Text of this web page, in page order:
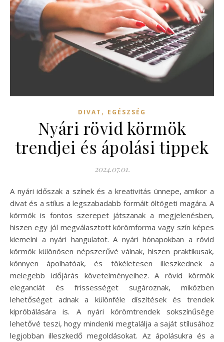
DIVAT , EGÉSZSÉG
Nyári rövid körmök
trendjei és ápolási tippek
2024.07.01.
A nyári időszak a színek és a kreativitás ünnepe, amikor a
divat és a stílus a legszabadabb formáit öltögeti magára. A
körmök is fontos szerepet játszanak a megjelenésben,
hiszen egy jól megválasztott körömforma vagy szín képes
kiemelni a nyári hangulatot. A nyári hónapokban a rövid
körmök különösen népszerűvé válnak, hiszen praktikusak,
könnyen ápolhatóak, és tökéletesen illeszkednek a
melegebb időjárás követelményeihez. A rövid körmök
eleganciát és frissességet sugároznak, miközben
lehetőséget adnak a különféle díszítések és trendek
kipróbálására is. A nyári körömtrendek sokszínűsége
lehetővé teszi, hogy mindenki megtalálja a saját stílusához
legjobban illeszkedő megoldásokat. Az ápolásukra és a